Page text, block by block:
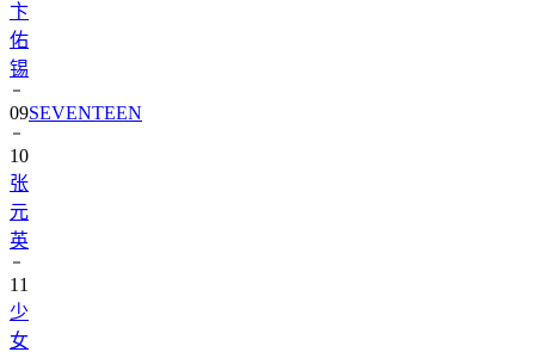
卞
佑
锡
09SEVENTEEN
10
张
元
英
11
少
女